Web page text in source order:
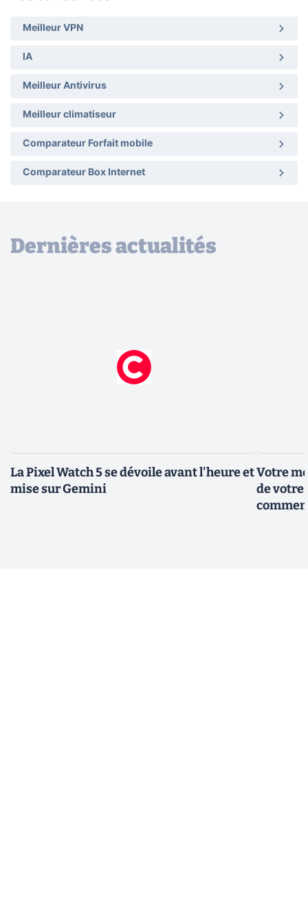
Meilleur VPN
IA
Meilleur Antivirus
Meilleur climatiseur
Comparateur Forfait mobile
Comparateur Box Internet
Dernières actualités
La Pixel Watch 5 se dévoile avant l'heure et
mise sur Gemini
Votre
de votre